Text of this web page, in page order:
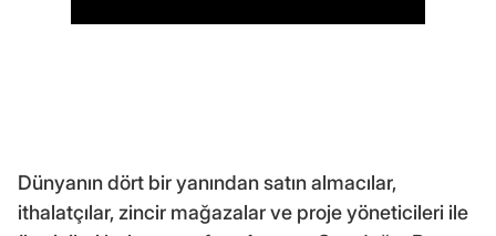
Dünyanın dört bir yanından satın almacılar,
ithalatçılar, zincir mağazalar ve proje yöneticileri ile